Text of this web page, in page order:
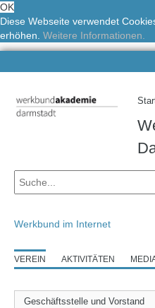
OK
Diese Webseite verwendet
erhöhen. Weitere Informationen.
Werkbund im Internet
VEREIN AKTIVITÄTEN
Geschäftsstelle und Vorstand